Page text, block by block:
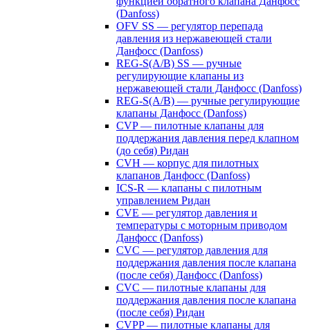
(Danfoss)
OFV SS — регулятор перепада
давления из нержавеющей стали
Данфосс (Danfoss)
REG-S(A/B) SS — ручные
регулирующие клапаны из
нержавеющей стали Данфосс (Danfoss)
REG-S(A/B) — ручные регулирующие
клапаны Данфосс (Danfoss)
CVP — пилотные клапаны для
поддержания давления перед клапном
(до себя) Ридан
CVH — корпус для пилотных
клапанов Данфосс (Danfoss)
ICS-R — клапаны с пилотным
управлением Ридан
CVE — регулятор давления и
температуры с моторным приводом
Данфосс (Danfoss)
CVС — регулятор давления для
поддержания давления после клапана
(после себя) Данфосс (Danfoss)
CVС — пилотные клапаны для
поддержания давления после клапана
(после себя) Ридан
CVPP — пилотные клапаны для